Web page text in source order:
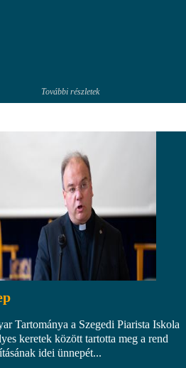
További részletek
Tartománya a Szegedi Piarista Iskola
keretek között tartotta meg a rend
idei ünnepét...